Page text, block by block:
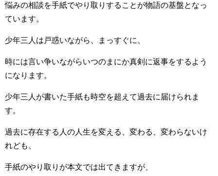
悩みの相談を手紙でやり取りすることが物語の基盤となっ
ています。
少年三人は戸惑いながら、まっすぐに、
時には言い争いながらいつのまにか真剣に返事をするよう
になります。
少年三人が書いた手紙も時空を超えて過去に届けられま
す。
過去に存在する人の人生を変える、変わる、変わらないけ
れども、
手紙のやり取りが本文では出てきますが、